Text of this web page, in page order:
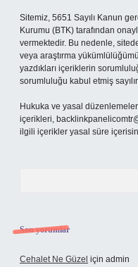
Sitemiz, 5651 Sayılı Kanun
Kurumu (BTK) tarafından
vermektedir. Bu nedenle,
veya araştırma
yazdıkları içeriklerin
sorumluluğu kabul etmiş
Hukuka ve yasal
içerikleri,
ilgili içerikler yasal süre
Son yorumlar
Cehalet Ne Güzel için admin